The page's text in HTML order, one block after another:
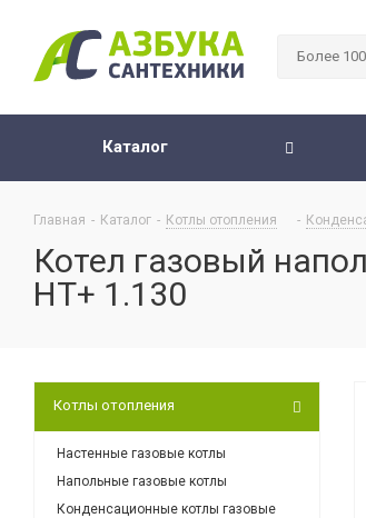
Каталог
Главная - Каталог - Котлы отопления -
Котел газовый
HT+ 1.130
Котлы отопления
Настенные газовые котлы
Напольные газовые котлы
Конденсационные котлы газовые